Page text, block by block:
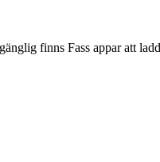
finns Fass appar att